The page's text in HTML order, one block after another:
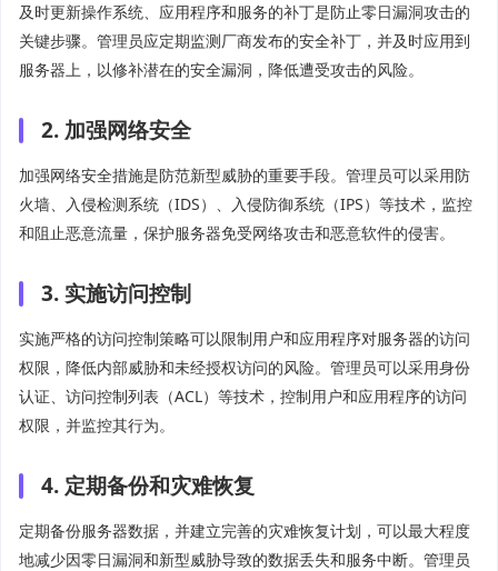
及时更新操作系统、应用程序和服务的补丁是防止零日漏洞攻击的
关键步骤。管理员应定期监测厂商发布的安全补丁，并及时应用到
服务器上，以修补潜在的安全漏洞，降低遭受攻击的风险。
2. 加强网络安全
加强网络安全措施是防范新型威胁的重要手段。管理员可以采用防
火墙、入侵检测系统（IDS）、入侵防御系统（IPS）等技术，监控
和阻止恶意流量，保护服务器免受网络攻击和恶意软件的侵害。
3. 实施访问控制
实施严格的访问控制策略可以限制用户和应用程序对服务器的访问
权限，降低内部威胁和未经授权访问的风险。管理员可以采用身份
认证、访问控制列表（ACL）等技术，控制用户和应用程序的访问
权限，并监控其行为。
4. 定期备份和灾难恢复
定期备份服务器数据，并建立完善的灾难恢复计划，可以最大程度
地减少因零日漏洞和新型威胁导致的数据丢失和服务中断。管理员